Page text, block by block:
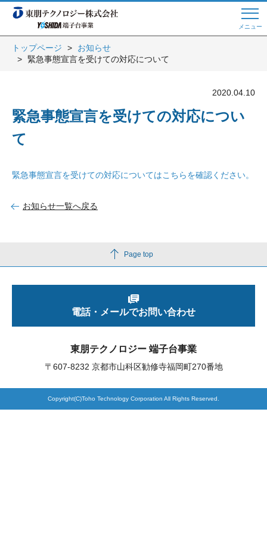
メニュー
Web商談 ご希望の方はこちら
電話・メールでお問い合わせ
東朋テクノロジーサイトへ
よくある質問
品質への取り組み 環境方針について
トップページ
お知らせ
緊急事態宣言を受けての対応について
2020.04.10
緊急事態宣言を受けての対応につい
て
緊急事態宣言を受けての対応についてはこちらを確認ください。
お知らせ一覧へ戻る
Page top
東朋テクノロジー 端子台事業
〒607-8232 京都市山科区勧修寺福岡町270番地
電話・メールでお問い合わせ
Copyright(C)Toho Technology Corporation All Rights Reserved.